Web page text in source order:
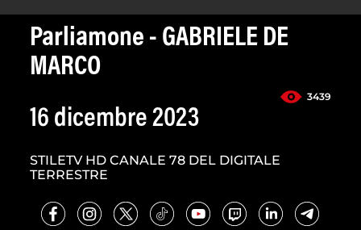
Parliamone - GABRIELE DE
MARCO
3439
16 dicembre 2023
STILETV HD CANALE 78 DEL DIGITALE
TERRESTRE